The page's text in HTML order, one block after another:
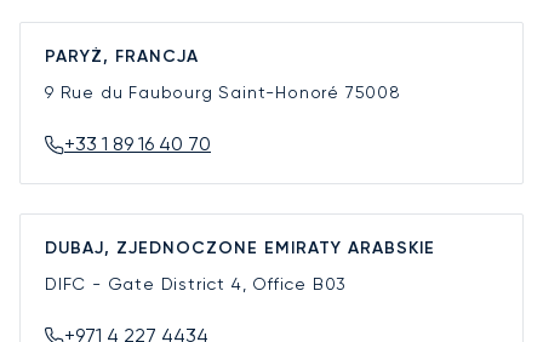
PARYŻ, FRANCJA
9 Rue du Faubourg Saint-Honoré 75008
+33 1 89 16 40 70
DUBAJ, ZJEDNOCZONE EMIRATY ARABSKIE
DIFC - Gate District 4, Office B03
+971 4 227 4434